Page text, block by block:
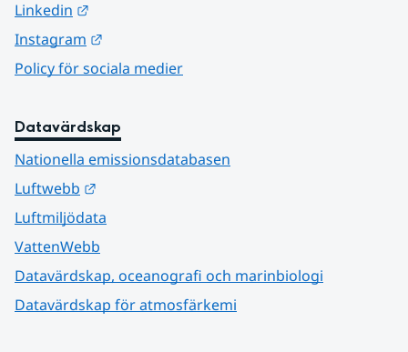
Linkedin
Instagram
Policy för sociala medier
Datavärdskap
Nationella emissionsdatabasen
Luftwebb
Luftmiljödata
VattenWebb
Datavärdskap, oceanografi och marinbiologi
Datavärdskap för atmosfärkemi